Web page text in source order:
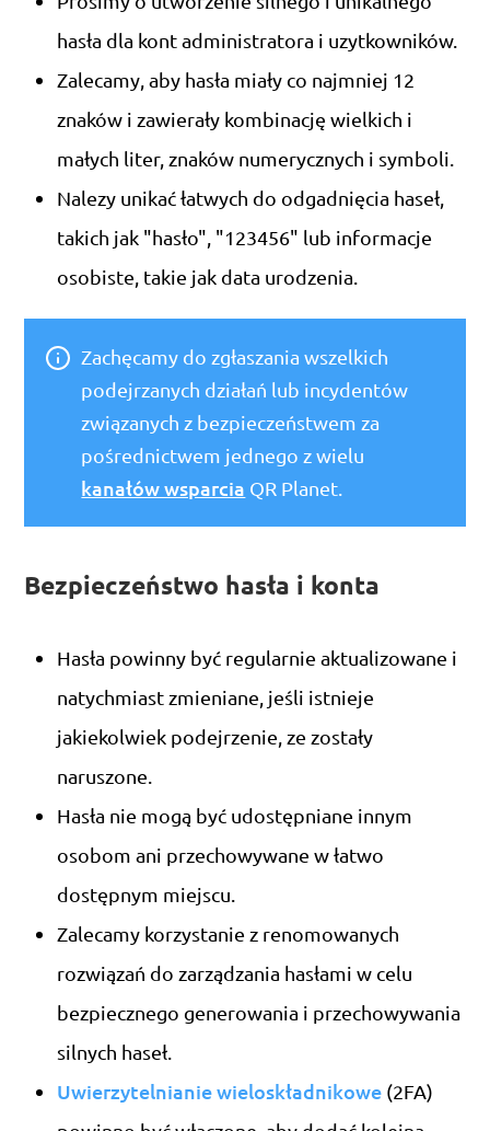
hasła dla kont administratora i uzytkowników.
Zalecamy, aby hasła miały co najmniej 12
znaków i zawierały kombinację wielkich i
małych liter, znaków numerycznych i symboli.
Nalezy unikać łatwych do odgadnięcia haseł,
takich jak "hasło", "123456" lub informacje
osobiste, takie jak data urodzenia.
Zachęcamy do zgłaszania wszelkich
podejrzanych działań lub incydentów
związanych z bezpieczeństwem za
pośrednictwem jednego z wielu
kanałów wsparcia QR Planet.
Bezpieczeństwo hasła i konta
Hasła powinny być regularnie aktualizowane i
natychmiast zmieniane, jeśli istnieje
jakiekolwiek podejrzenie, ze zostały
naruszone.
Hasła nie mogą być udostępniane innym
osobom ani przechowywane w łatwo
dostępnym miejscu.
Zalecamy korzystanie z renomowanych
rozwiązań do zarządzania hasłami w celu
bezpiecznego generowania i przechowywania
silnych haseł.
Uwierzytelnianie wieloskładnikowe (2FA)